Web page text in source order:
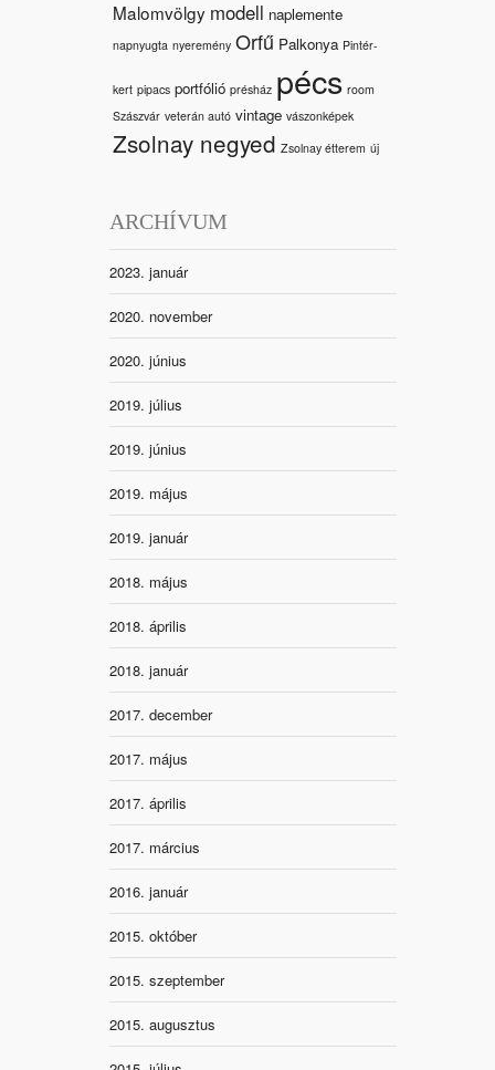
Malomvölgy modell naplemente
napnyugta nyeremény Orfű Palkonya Pintér-
kert pipacs portfólió présház pécs room
Szászvár veterán autó vintage vászonképek
Zsolnay negyed Zsolnay étterem új
ARCHÍVUM
2023. január
2020. november
2020. június
2019. július
2019. június
2019. május
2019. január
2018. május
2018. április
2018. január
2017. december
2017. május
2017. április
2017. március
2016. január
2015. október
2015. szeptember
2015. augusztus